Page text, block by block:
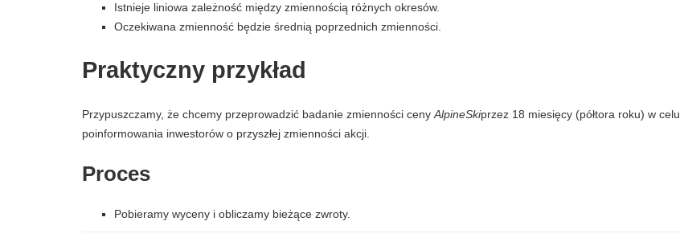
Istnieje liniowa zależność między zmiennością różnych okresów.
Oczekiwana zmienność będzie średnią poprzednich zmienności.
Praktyczny przykład
Przypuszczamy, że chcemy przeprowadzić badanie zmienności ceny AlpineSkiprzez 18 miesięcy (półtora roku) w celu
poinformowania inwestorów o przyszłej zmienności akcji.
Proces
Pobieramy wyceny i obliczamy bieżące zwroty.